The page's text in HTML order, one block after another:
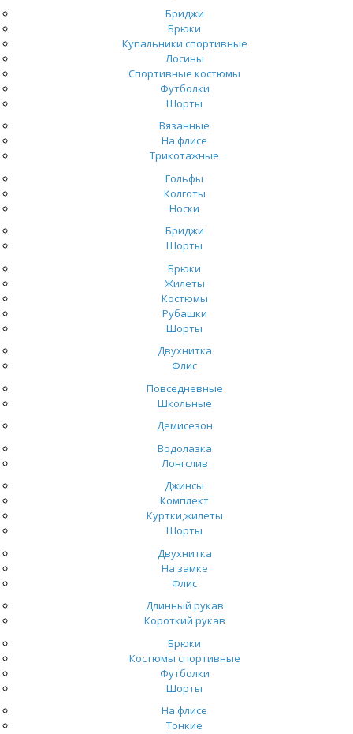
Бриджи
Брюки
Купальники спортивные
Лосины
Спортивные костюмы
Футболки
Шорты
Вязанные
На флисе
Трикотажные
Гольфы
Колготы
Носки
Бриджи
Шорты
Брюки
Жилеты
Костюмы
Рубашки
Шорты
Двухнитка
Флис
Повседневные
Школьные
Демисезон
Водолазка
Лонгслив
Джинсы
Комплект
Куртки,жилеты
Шорты
Двухнитка
На замке
Флис
Длинный рукав
Короткий рукав
Брюки
Костюмы спортивные
Футболки
Шорты
На флисе
Тонкие